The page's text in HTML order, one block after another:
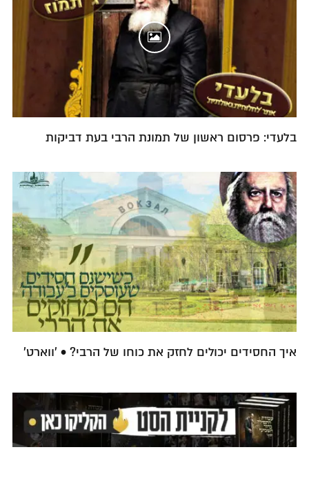
בלעדי: פרסום ראשון של תמונת הרבי בעת דביקות
איך החסידים יכולים לחזק את כוחו של הרבי? • 'ווארט'